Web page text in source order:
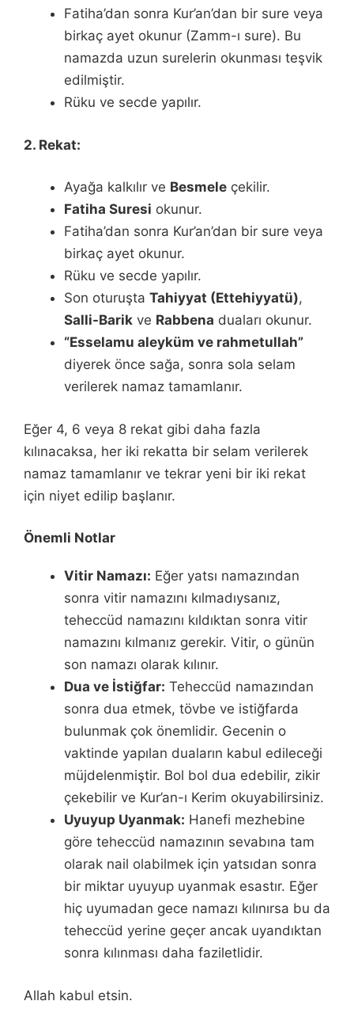
Fatiha’dan sonra Kur’an’dan bir sure veya
birkaç ayet okunur (Zamm-ı sure). Bu
namazda uzun surelerin okunması teşvik
edilmiştir.
Rüku ve secde yapılır.
2. Rekat:
Ayağa kalkılır ve Besmele çekilir.
Fatiha Suresi okunur.
Fatiha’dan sonra Kur’an’dan bir sure veya
birkaç ayet okunur.
Rüku ve secde yapılır.
Son oturuşta Tahiyyat (Ettehiyyatü),
Salli-Barik ve Rabbena duaları okunur.
“Esselamu aleyküm ve rahmetullah”
diyerek önce sağa, sonra sola selam
verilerek namaz tamamlanır.
Eğer 4, 6 veya 8 rekat gibi daha fazla
kılınacaksa, her iki rekatta bir selam verilerek
namaz tamamlanır ve tekrar yeni bir iki rekat
için niyet edilip başlanır.
Önemli Notlar
Vitir Namazı: Eğer yatsı namazından
sonra vitir namazını kılmadıysanız,
teheccüd namazını kıldıktan sonra vitir
namazını kılmanız gerekir. Vitir, o günün
son namazı olarak kılınır.
Dua ve İstiğfar: Teheccüd namazından
sonra dua etmek, tövbe ve istiğfarda
bulunmak çok önemlidir. Gecenin o
vaktinde yapılan duaların kabul edileceği
müjdelenmiştir. Bol bol dua edebilir, zikir
çekebilir ve Kur’an-ı Kerim okuyabilirsiniz.
Uyuyup Uyanmak: Hanefi mezhebine
göre teheccüd namazının sevabına tam
olarak nail olabilmek için yatsıdan sonra
bir miktar uyuyup uyanmak esastır. Eğer
hiç uyumadan gece namazı kılınırsa bu da
teheccüd yerine geçer ancak uyandıktan
sonra kılınması daha faziletlidir.
Allah kabul etsin.